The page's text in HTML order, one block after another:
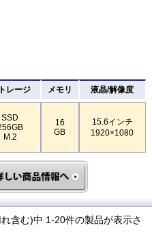
レージ メモリ 液晶/解像度
SSD
M.2
16
GB
15.6インチ
1920×1080
含む)中 1-20件の製品が表示さ